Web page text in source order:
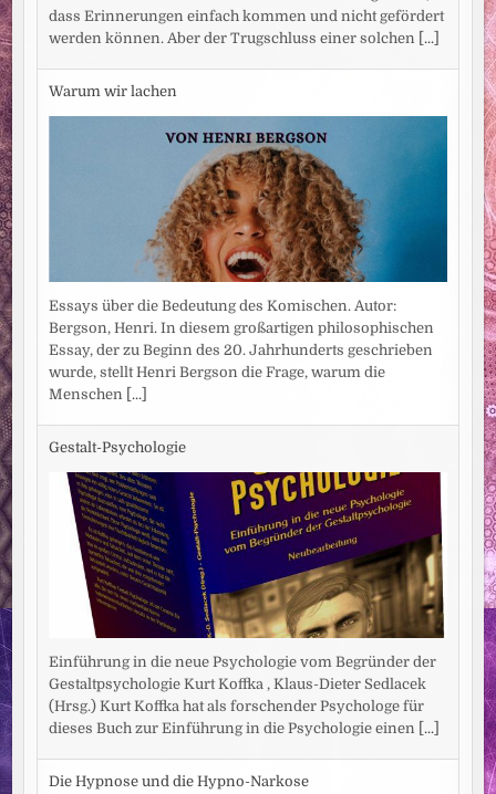
dass Erinnerungen einfach kommen und nicht gefördert
werden können. Aber der Trugschluss einer solchen [...]
Warum wir lachen
Essays über die Bedeutung des Komischen. Autor:
Bergson, Henri. In diesem großartigen philosophischen
Essay, der zu Beginn des 20. Jahrhunderts geschrieben
wurde, stellt Henri Bergson die Frage, warum die
Menschen [...]
Gestalt-Psychologie
Einführung in die neue Psychologie vom Begründer der
Gestaltpsychologie Kurt Koffka , Klaus-Dieter Sedlacek
(Hrsg.) Kurt Koffka hat als forschender Psychologe für
dieses Buch zur Einführung in die Psychologie einen [...]
Die Hypnose und die Hypno-Narkose